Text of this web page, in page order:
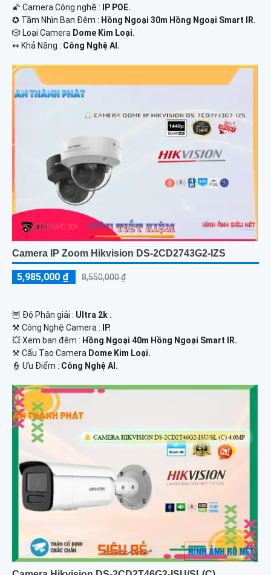
🌠 Camera Công nghệ :
IP POE.
✪ Tầm Nhìn Ban Đêm : Hồng Ngoại 30m Hồng Ngoại Smart IR.
🎲 Loại Camera Dome Kim Loại.
️↭ Khả Năng : Công Nghệ AI.
Camera IP Zoom Hikvision DS-2CD2743G2-IZS
5,985,000 ₫ 8,550,000 ₫
🦉 Độ Phân giải : Ultra 2k .
⚒ Công Nghệ Camera :
IP.
💥 Xem ban đêm : Hồng Ngoại 40m Hồng Ngoại Smart IR.
⚒ Cấu Tạo Camera Dome Kim Loại.
️👮 Ưu Điểm : Công Nghệ AI.